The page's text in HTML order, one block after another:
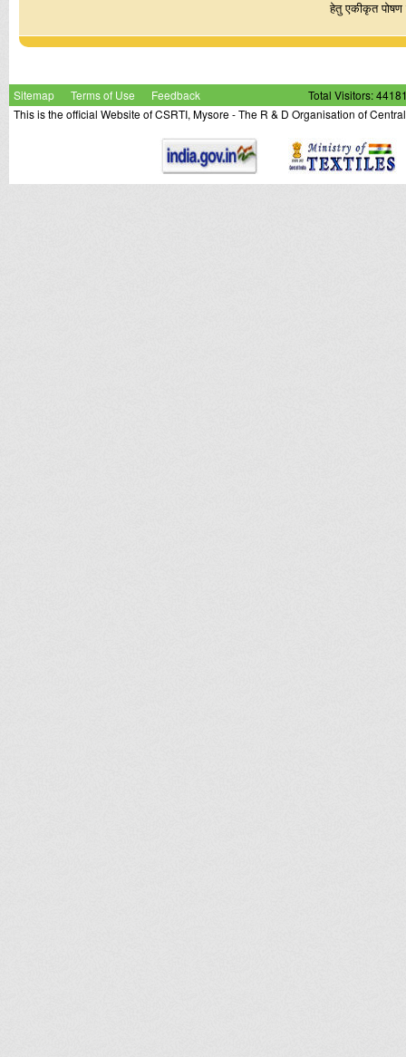
हेतु एकीकृत
Sitemap Terms of Use Feedback
Total Visitors:
This is the official Website of CSRTI, Mysore - The R & D Organisation of